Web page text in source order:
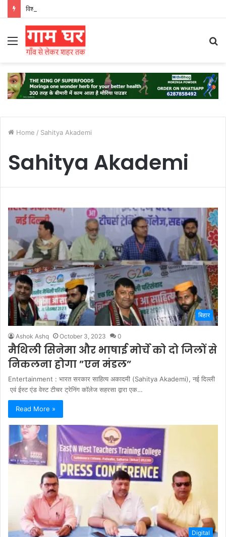
विश्व बाघ दिवस पर राजगीर जू सफारी में जागरूकता कार्यक्रम
Menu
Home / Sahitya Akademi
Sahitya Akademi
बिहार
Ashok Ashq October 3, 2023 0
मैथिली सिनेमा और भाषाई मोर्चे को दो जिलों से
निकलना होगा ”एन मंडल”
Entertainment : भारत सरकार साहित्य अकादमी (Sahitya Akademi), नई दिल्ली
एवं ईस्ट एंड वेस्ट टीचर ट्रेनिंग कॉलेज सहरसा द्वारा एक…
Read More »
Digital